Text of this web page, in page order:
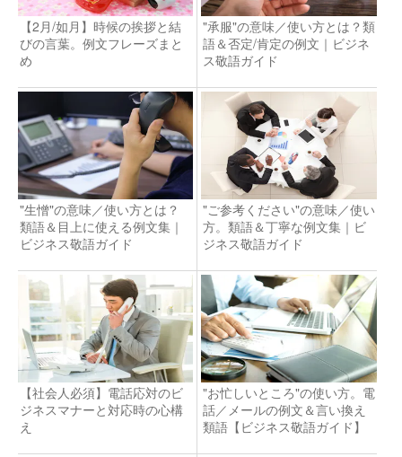
【2月/如月】時候の挨拶と結
びの言葉。例文フレーズまと
め
"承服"の意味／使い方とは？類
語＆否定/肯定の例文｜ビジネ
ス敬語ガイド
"生憎"の意味／使い方とは？
類語＆目上に使える例文集｜
ビジネス敬語ガイド
"ご参考ください"の意味／使い
方。類語＆丁寧な例文集｜ビ
ジネス敬語ガイド
【社会人必須】電話応対のビ
ジネスマナーと対応時の心構
え
"お忙しいところ"の使い方。電
話／メールの例文＆言い換え
類語【ビジネス敬語ガイド】